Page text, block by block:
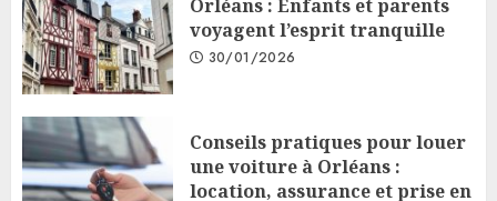
Orléans : Enfants et parents
voyagent l’esprit tranquille
30/01/2026
Conseils pratiques pour louer
une voiture à Orléans :
location, assurance et prise en